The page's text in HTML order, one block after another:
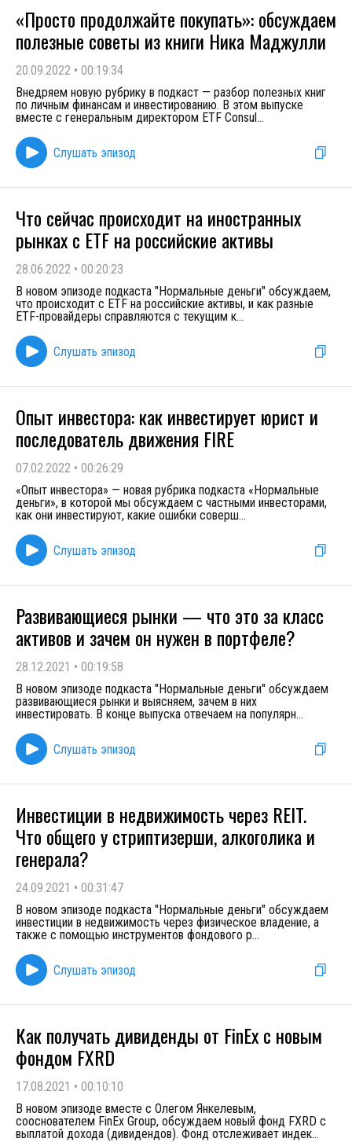
«Просто продолжайте покупать»: обсуждаем
полезные советы из книги Ника Маджулли
20.09.2022 • 00:19:34
Внедряем новую рубрику в подкаст — разбор полезных книг
по личным финансам и инвестированию. В этом выпуске
вместе с генеральным директором ETF Consul...
Слушать эпизод
Что сейчас происходит на иностранных
рынках с ETF на российские активы
28.06.2022 • 00:20:23
В новом эпизоде подкаста "Нормальные деньги" обсуждаем,
что происходит с ETF на российские активы, и как разные
ETF-провайдеры справляются с текущим к...
Слушать эпизод
Опыт инвестора: как инвестирует юрист и
последователь движения FIRE
07.02.2022 • 00:26:29
«Опыт инвестора» — новая рубрика подкаста «Нормальные
деньги», в которой мы обсуждаем с частными инвесторами,
как они инвестируют, какие ошибки соверш...
Слушать эпизод
Развивающиеся рынки — что это за класс
активов и зачем он нужен в портфеле?
28.12.2021 • 00:19:58
В новом эпизоде подкаста "Нормальные деньги" обсуждаем
развивающиеся рынки и выясняем, зачем в них
инвестировать. В конце выпуска отвечаем на популярн...
Слушать эпизод
Инвестиции в недвижимость через REIT.
Что общего у стриптизерши, алкоголика и
генерала?
24.09.2021 • 00:31:47
В новом эпизоде подкаста "Нормальные деньги" обсуждаем
инвестиции в недвижимость через физическое владение, а
также с помощью инструментов фондового р...
Слушать эпизод
Как получать дивиденды от FinEx с новым
фондом FXRD
17.08.2021 • 00:10:10
В новом эпизоде вместе с Олегом Янкелевым,
сооснователем FinEx Group, обсуждаем новый фонд FXRD с
выплатой дохода (дивидендов). Фонд отслеживает индек...